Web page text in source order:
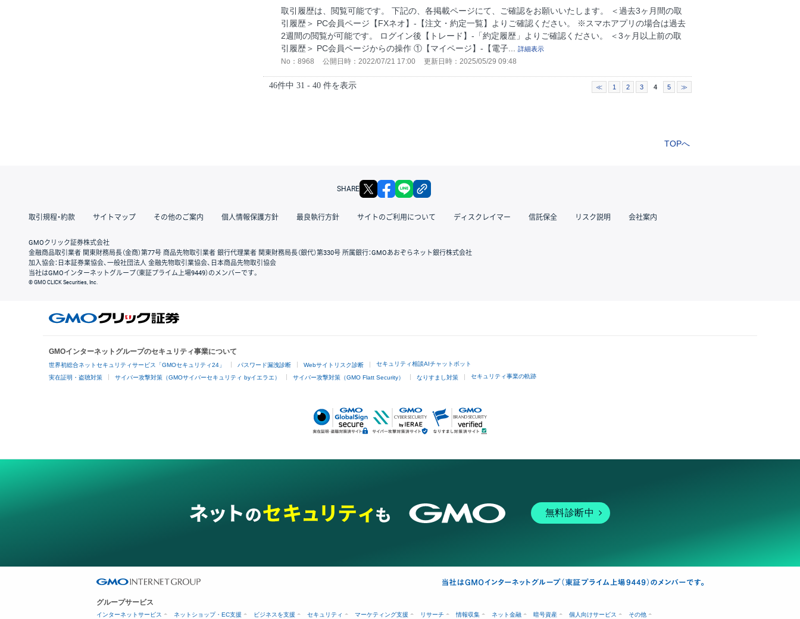
取引履歴は、閲覧可能です。 下記の、各掲載ページにて、ご確認をお願いいたします。 ＜過去3ヶ月間の取
引履歴＞ PC会員ページ【FXネオ】-【注文・約定一覧】よりご確認ください。 ※スマホアプリの場合は過去
2週間の閲覧が可能です。 ログイン後【トレード】-「約定履歴」よりご確認ください。 ＜3ヶ月以上前の取
引履歴＞ PC会員ページからの操作 ①【マイページ】-【電子...
詳細表示
No：8968 公開日時：2022/07/21 17:00 更新日時：2025/05/29 09:48
46件中 31 - 40 件を表示 ≪ 1 2 3 4 5 ≫
TOPへ
SHARE X facebook
取引規程・約款 サイトマップ その他のご案内 個人情報保護方針 最良執行方針 サイトのご利用について ディスクレイマー 信託保全 リスク説明 会社案内
GMOクリック証券株式会社
金融商品取引業者 関東財務局長（金商）第77号 商品先物取引業者 銀行代理業者 関東財務局長（銀代）第330号 所属銀行：GMOあおぞらネット銀行株式会社
加入協会：日本証券業協会、一般社団法人 金融先物取引業協会、日本商品先物取引協会
当社はGMOインターネットグループ（東証プライム上場9449）のメンバーです。
© GMO CLICK Securities, Inc.
GMOインターネットグループのセキュリティ事業について
世界初総合ネットセキュリティサービス「GMOセキュリティ24」 パスワード漏洩診断 Webサイトリスク診断 セキュリティ相談AIチャットボット
実在証明・盗聴対策 サイバー攻撃対策（GMOサイバーセキュリティ byイエラエ） サイバー攻撃対策（GMO Flatt Security） なりすまし対策 セキュリティ事業の軌跡
無料診断中
グループサービス
インターネットサービス ネットショップ・EC支援 ビジネスを支援 セキュリティ マーケティング支援 リサーチ 情報収集 ネット金融 暗号資産 個人向けサービス その他